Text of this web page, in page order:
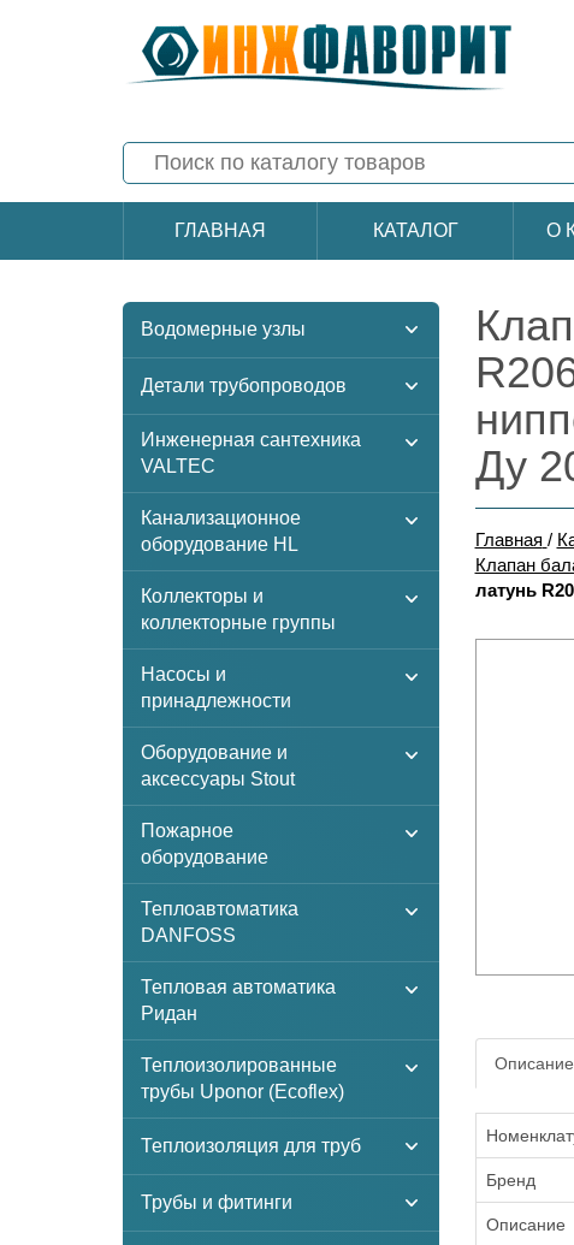
ГЛАВНАЯ КАТАЛОГ О
Водомерные узлы
Детали трубопроводов
Инженерная сантехника
VALTEC
Канализационное
оборудование HL
Коллекторы и
коллекторные группы
Насосы и
принадлежности
Оборудование и
аксессуары Stout
Пожарное
оборудование
Теплоавтоматика
DANFOSS
Тепловая автоматика
Ридан
Теплоизолированные
трубы Uponor (Ecoflex)
Теплоизоляция для труб
Трубы и фитинги
Ду
Главная /
Клапан
латунь
Описание
Бренд
Описание